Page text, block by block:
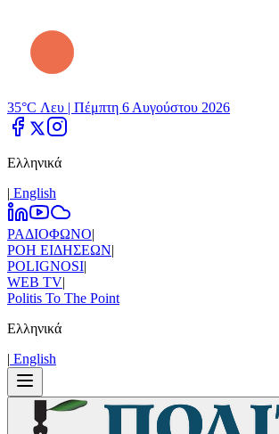
35°C Λευ | Πέμπτη 6 Αυγούστου 2026
Ελληνικά
| Εnglish
ΡΑΔΙΟΦΩΝΟ|
ΡΟΗ ΕΙΔΗΣΕΩΝ|
POLIGNOSI|
WEB TV|
Politis To The Point
Ελληνικά
| Εnglish